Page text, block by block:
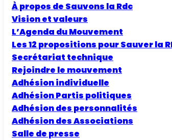
À propos de Sauvons la Rdc
Vision et valeurs
L’Agenda du Mouvement
Les 12 propositions pour Sauver la
Secrétariat technique
Rejoindre le mouvement
Adhésion individuelle
Adhésion Partis politiques
Adhésion des personnalités
Adhésion des Associations
Salle de presse